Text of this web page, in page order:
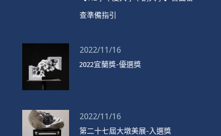
查準備指引
2022/11/16
2022宜蘭獎-優選獎
2022/11/16
第二十七屆大墩美展-入選獎